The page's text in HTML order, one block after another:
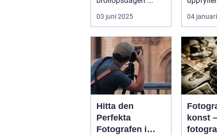
03 juni 2025
och s...
04
Hitta den
Perfekta
Fotografen i
konst